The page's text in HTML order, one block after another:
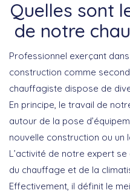
Quelles sont
de notre
Professionnel exerçant
construction comme
chauffagiste dispose de
En principe, le travail de
autour de la pose
nouvelle construction ou un
L’activité de notre expert
du chauffage et de la
Effectivement, il définit le